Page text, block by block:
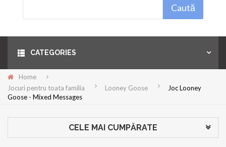
Caută
CATEGORIES
Home
Jocuri pentru toata familia
Looney Goose
Joc Looney
Goose - Mixed Messages
CELE MAI CUMPĂRATE